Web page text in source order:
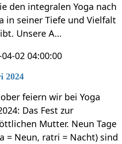
den integralen Yoga nach
in seiner Tiefe und Vielfalt
Unsere A…
02 04:00:00
2024
feiern wir bei Yoga
Das Fest zur
Mutter. Neun Tage
= Neun, ratri = Nacht) sind